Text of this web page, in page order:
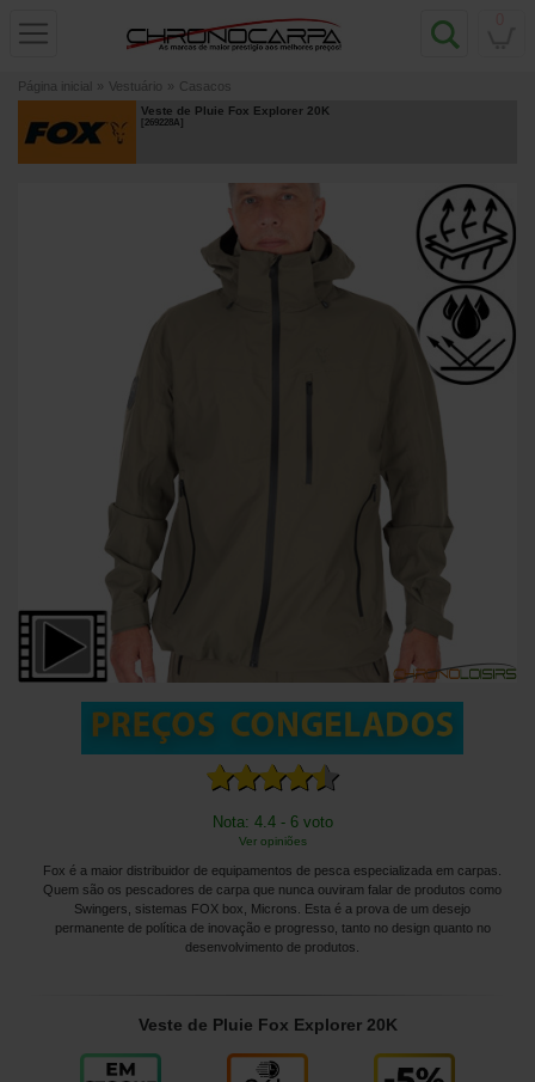
Página inicial » Vestuário » Casacos
Veste de Pluie Fox Explorer 20K
[269228A]
Nota: 4.4 - 6 voto
Ver opiniões
Fox é a maior distribuidor de equipamentos de pesca especializada em carpas.
Quem são os pescadores de carpa que nunca ouviram falar de produtos como
Swingers, sistemas FOX box, Microns. Esta é a prova de um desejo
permanente de política de inovação e progresso, tanto no design quanto no
desenvolvimento de produtos.
Veste de Pluie Fox Explorer 20K